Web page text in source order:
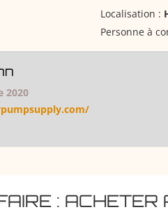
Localisation :
Personne à
2020
: ACHETER